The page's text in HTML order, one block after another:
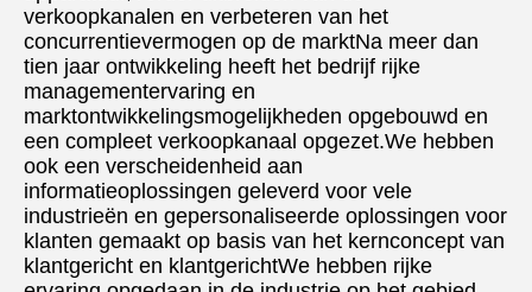
verkoopkanalen en verbeteren van het
concurrentievermogen op de marktNa meer dan
tien jaar ontwikkeling heeft het bedrijf rijke
managementervaring en
marktontwikkelingsmogelijkheden opgebouwd en
een compleet verkoopkanaal opgezet.We hebben
ook een verscheidenheid aan
informatieoplossingen geleverd voor vele
industrieën en gepersonaliseerde oplossingen voor
klanten gemaakt op basis van het kernconcept van
klantgericht en klantgerichtWe hebben rijke